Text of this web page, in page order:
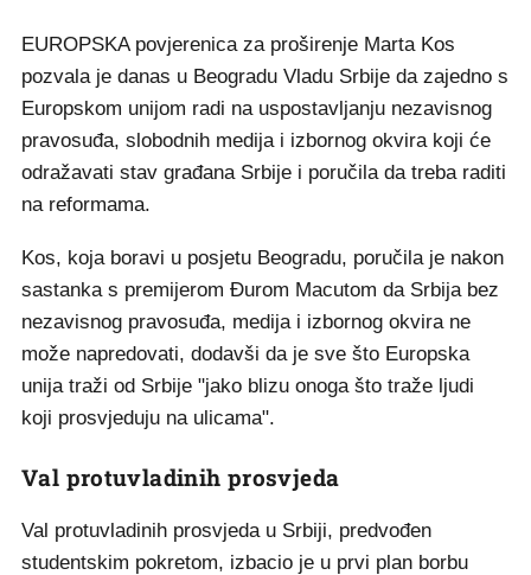
EUROPSKA povjerenica za proširenje Marta Kos
pozvala je danas u Beogradu Vladu Srbije da zajedno s
Europskom unijom radi na uspostavljanju nezavisnog
pravosuđa, slobodnih medija i izbornog okvira koji će
odražavati stav građana Srbije i poručila da treba raditi
na reformama.
Kos, koja boravi u posjetu Beogradu, poručila je nakon
sastanka s premijerom Đurom Macutom da Srbija bez
nezavisnog pravosuđa, medija i izbornog okvira ne
može napredovati, dodavši da je sve što Europska
unija traži od Srbije "jako blizu onoga što traže ljudi
koji prosvjeduju na ulicama".
Val protuvladinih prosvjeda
Val protuvladinih prosvjeda u Srbiji, predvođen
studentskim pokretom, izbacio je u prvi plan borbu